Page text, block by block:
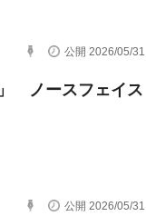
公開 2026/05/31
ノースフェイス
公開 2026/05/31